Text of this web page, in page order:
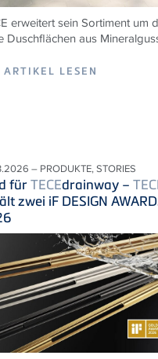
erweitert sein Sortiment um
Duschflächen aus
ARTIKEL LESEN
– PRODUKTE, STORIES
fürTECEdrainway –
zwei iF DESIGN